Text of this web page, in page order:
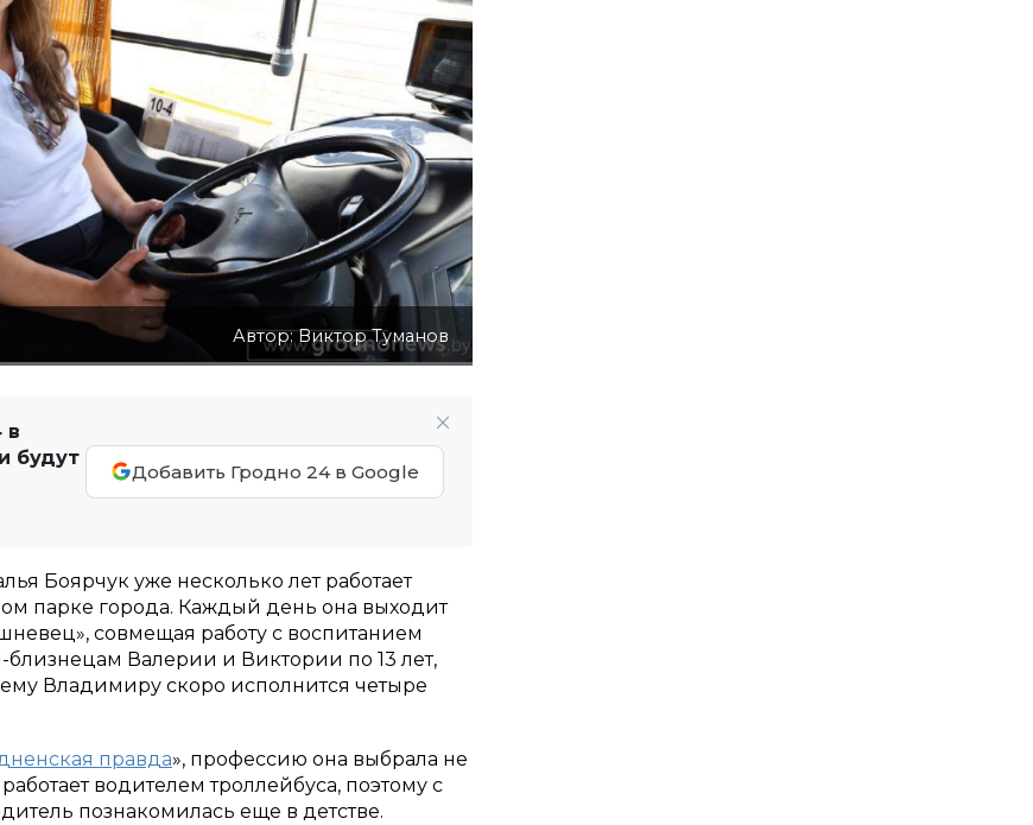
Автор: Виктор Туманов
в
будут
Добавить Гродно 24 в Google
Боярчук уже несколько лет работает
парке города. Каждый день она выходит
совмещая работу с воспитанием
Валерии и Виктории по 13 лет,
Владимиру скоро исполнится четыре
правда», профессию она выбрала не
водителем троллейбуса, поэтому с
познакомилась еще в детстве.